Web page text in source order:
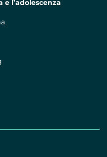
l’adolescenza